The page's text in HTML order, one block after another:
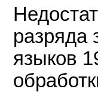
разряда
языков